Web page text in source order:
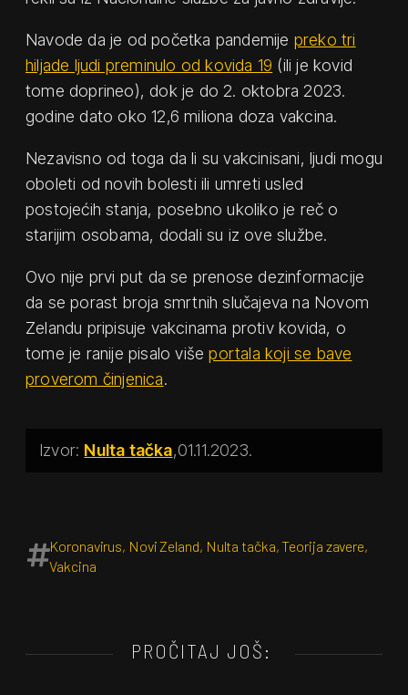
Navode da je od početka pandemije preko tri
hiljade ljudi preminulo od kovida 19 (ili je kovid
tome doprineo), dok je do 2. oktobra 2023.
godine dato oko 12,6 miliona doza vakcina.
Nezavisno od toga da li su vakcinisani, ljudi mogu
oboleti od novih bolesti ili umreti usled
postojećih stanja, posebno ukoliko je reč o
starijim osobama, dodali su iz ove službe.
Ovo nije prvi put da se prenose dezinformacije
da se porast broja smrtnih slučajeva na Novom
Zelandu pripisuje vakcinama protiv kovida, o
tome je ranije pisalo višeportala koji se bave
proverom činjenica.
Nulta tačka 01.11.2023.
Koronavirus, Novi Zeland, Nulta tačka,Teorija zavere,
Vakcina
PROČITAJ JOŠ: